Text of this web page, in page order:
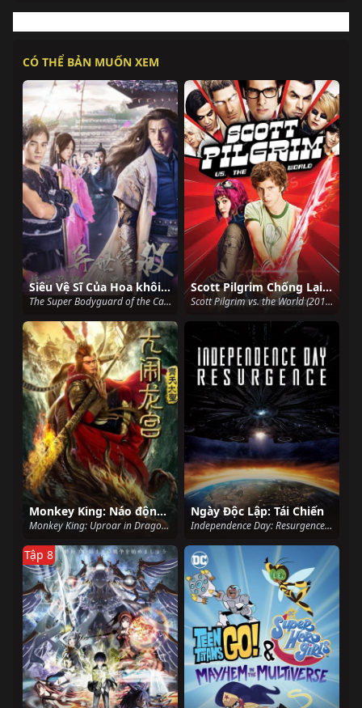
CÓ THỂ BẢN MUỐN XEM
Siêu Vệ Sĩ Của Hoa khôi: Dị Thế Doanh Độ
The Super Bodyguard of the Campus Belle (2019)
Scott Pilgrim Chống Lại Cả Thế Giới
Scott Pilgrim vs. the World (2010)
Monkey King: Náo động cung điện rồng
Monkey King: Uproar in Dragon Palace (2019)
Ngày Độc Lập: Tái Chiến
Independence Day: Resurgence (2016)
Tập 8